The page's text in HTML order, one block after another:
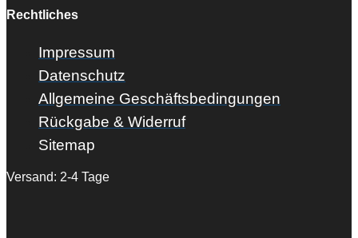
Rechtliches
Impressum
Datenschutz
Allgemeine Geschäftsbedingungen
Rückgabe & Widerruf
Sitemap
Versand: 2-4 Tage